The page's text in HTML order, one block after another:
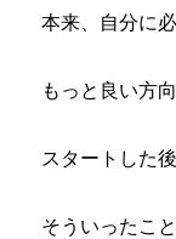
本来、自分に
もっと良い方
スタートした
そういったこ